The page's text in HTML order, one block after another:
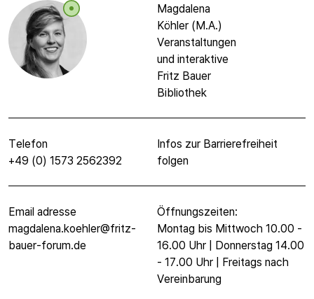
Magdalena
Köhler (M.A.)
Veranstaltungen
und interaktive
Fritz Bauer
Bibliothek
Telefon
+49 (0) 1573 2562392
Infos zur Barrierefreiheit
folgen
Email adresse
magdalena.koehler@fritz-
bauer-forum.de
Öffnungszeiten:
Montag bis Mittwoch 10.00 -
16.00 Uhr | Donnerstag 14.00
- 17.00 Uhr | Freitags nach
Vereinbarung